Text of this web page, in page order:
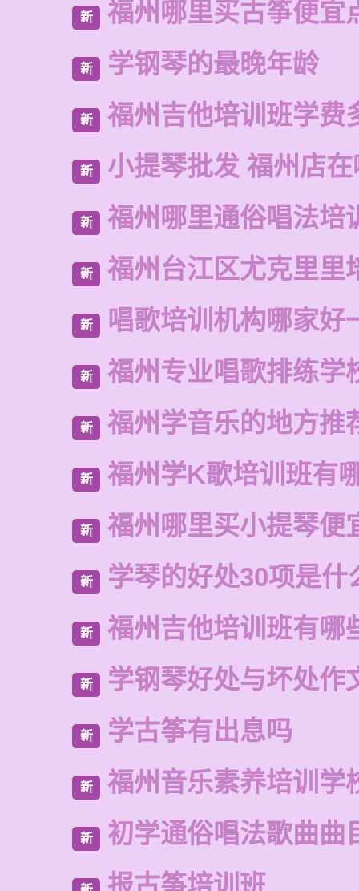
新 福州哪里买古筝便宜
新 学钢琴的最晚年龄
新 福州吉他培训班学费
新 小提琴批发 福州店
新 福州哪里通俗唱法培
新 福州台江区尤克里里
新 唱歌培训机构哪家好
新 福州专业唱歌排练学
新 福州学音乐的地方推
新 福州学K歌培训班有
新 福州哪里买小提琴便
新 学琴的好处30项是什
新 福州吉他培训班有哪
新 学钢琴好处与坏处作
新 学古筝有出息吗
新 福州音乐素养培训学
新 初学通俗唱法歌曲曲
报古筝培训班